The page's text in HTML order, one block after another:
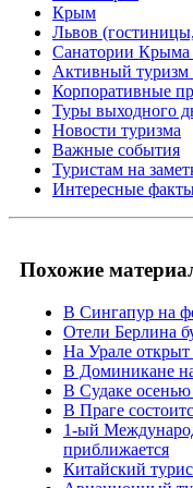
Крым
Львов
Санатории Крыма
Активный туризм
Корпоративные
Туры выходного
Новости туризма
Важные события
Туристам на
Интересные
Похожие
В Сингапур на
Отели Берлина
На Урале
В Доминикане
В Судаке осенью
В Праге
1-ый
приближается
Китайский